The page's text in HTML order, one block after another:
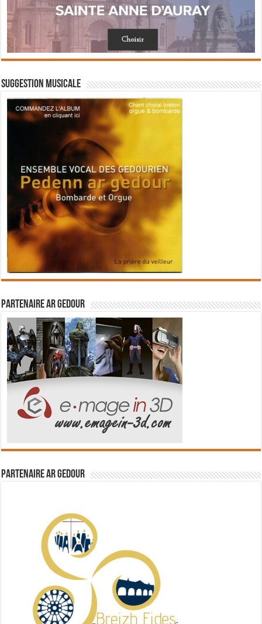
Suggestion musicale
Partenaire Ar Gedour
Partenaire Ar Gedour